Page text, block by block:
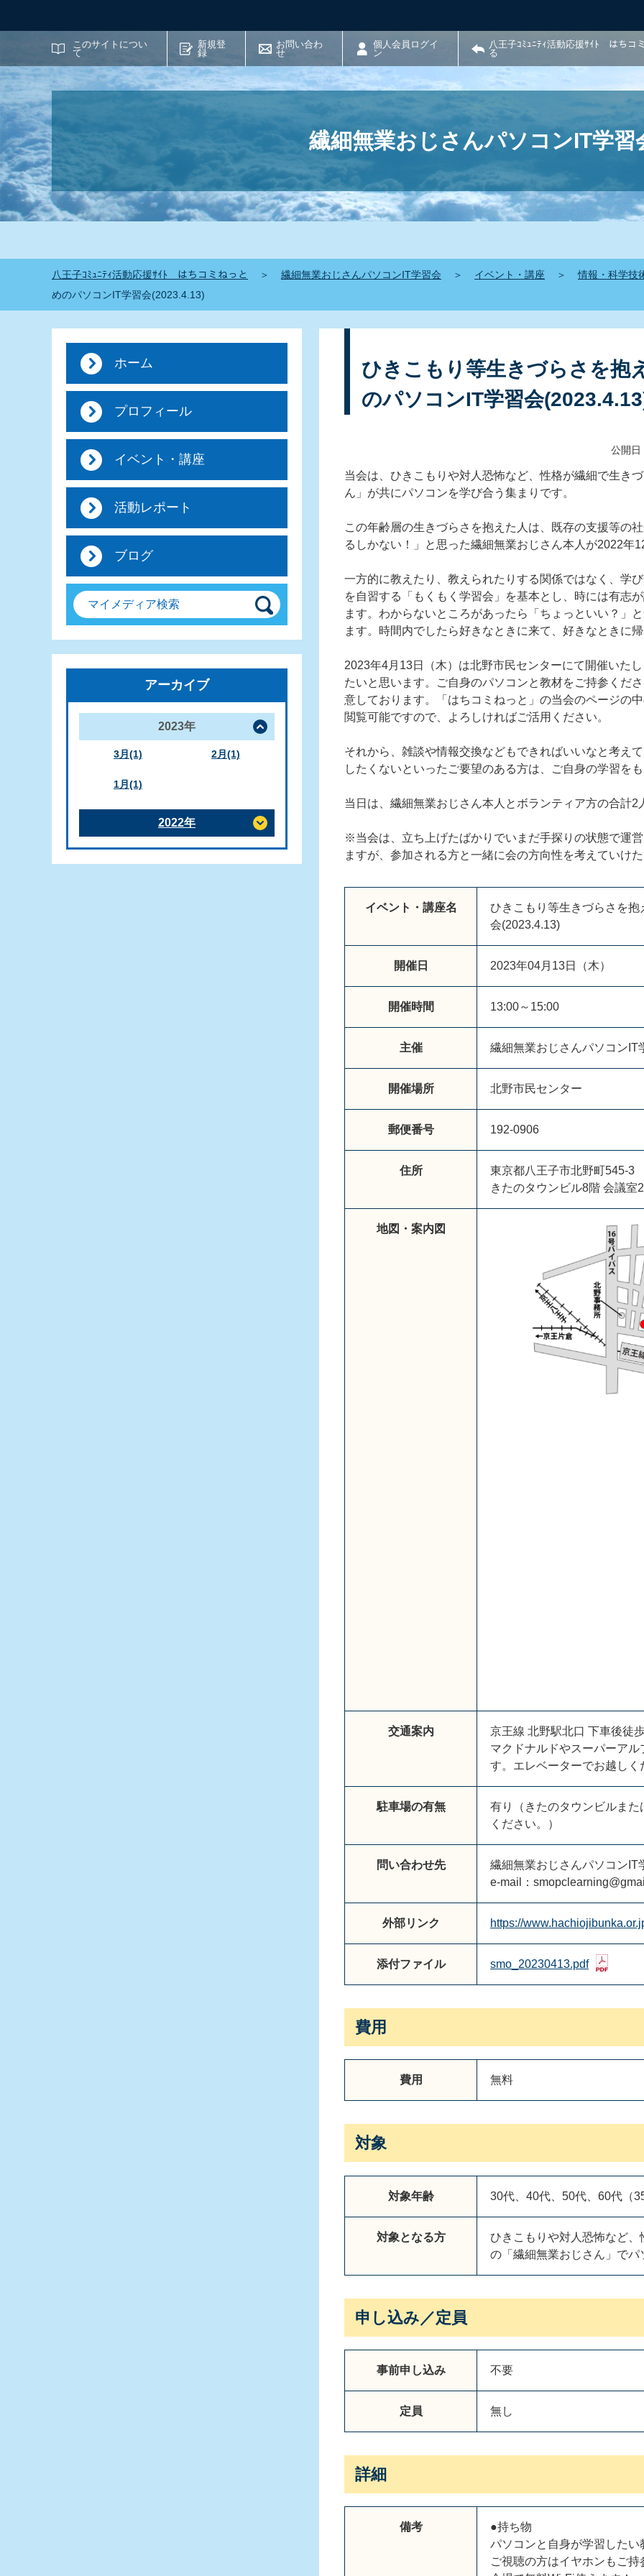
このサイトについ
て
新規登
録
お問い合わ
せ
個人会員ログイ
ン
八王子ｺﾐｭﾆﾃｨ活動応援ｻｲﾄ はちコ
る
サイト内検索
繊細無業おじさんパソコンIT学習
八王子ｺﾐｭﾆﾃｨ活動応援ｻｲﾄ はちコミねっと ＞ 繊細無業おじさんパソコンIT学習会 ＞ イベント・講座 ＞
情報・科学技
めのパソコンIT学習会(2023.4.13)
ひきこもり等生きづらさを抱
のパソコンIT学習会
公開
当会は、ひきこもりや対人恐怖など、性格が繊細で生き
ん」が共にパソコンを学び合う集まりです。
この年齢層の生きづらさを抱えた人は、既存の支援等の
るしかない！」と思った繊細無業おじさん本人が2022年
一方的に教えたり、教えられたりする関係ではなく、学
を自習する「もくもく学習会」を基本とし、時には有志
ます。わからないところがあったら「ちょっといい？」
ます。時間内でしたら好きなときに来て、好きなときに
2023年4月13日（木）は北野市民センターにて開催いた
たいと思います。ご自身のパソコンと教材をご持参くだ
意しております。「はちコミねっと」の当会のページの
閲覧可能ですので、よろしければご活用ください。
それから、雑談や情報交換などもできればいいなと考え
したくないといったご要望のある方は、ご自身の学習を
当日は、繊細無業おじさん本人とボランティア方の合計2
※当会は、立ち上げたばかりでいまだ手探りの状態で運
ますが、参加される方と一緒に会の方向性を考えていけ
イベント・講座名
ひきこもり等生きづらさを
会(2023.4.13)
開催日 2023年04月13日（木）
開催時間 13:00～15:00
主催 繊細無業おじさんパソコンIT
開催場所 北野市民センター
郵便番号 192-0906
住所
東京都八王子市北野町545-3
きたのタウンビル8階 会議室2
地図・案内図
交通案内
京王線 北野駅北口 下車後徒
マクドナルドやスーパーア
す。エレベーターでお越しく
駐車場の有無
有り（きたのタウンビルま
ください。）
問い合わせ先
繊細無業おじさんパソコンIT
e-mail：
外部リンク https://
添付ファイル smo_20230413.pdf
費用
費用 無料
対象
対象年齢 30代、40代、50代、60代（
対象となる方
ひきこもりや対人恐怖など
の「繊細無業おじさん」で
申し込み／定員
事前申し込み 不要
定員 無し
詳細
備考
●持ち物
パソコンと自身が学習した
ご視聴の方はイヤホンもご持
ホーム
プロフィール
イベント・講座
活動レポート
ブログ
マイメディア検索
アーカイブ
2023年
3月(1) 2月(1)
1月(1)
2022年